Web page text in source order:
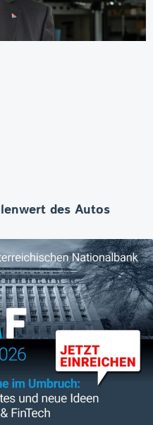
des Autos